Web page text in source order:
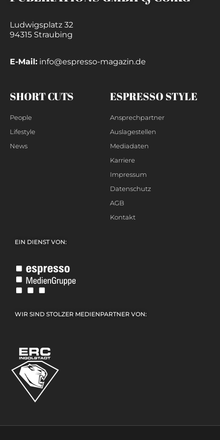
Ludwigsplatz 32
94315 Straubing
E-Mail: info@espresso-magazin.de
SHORT CUTS
People
Lifestyle
News
ESPRESSO STYLE
Ansprechpartner
Auslagestellen
Mediadaten
Karriere
Impressum
Datenschutz
AGB
Kontakt
EIN DIENST VON:
WIR SIND STOLZER MEDIENPARTNER VON: